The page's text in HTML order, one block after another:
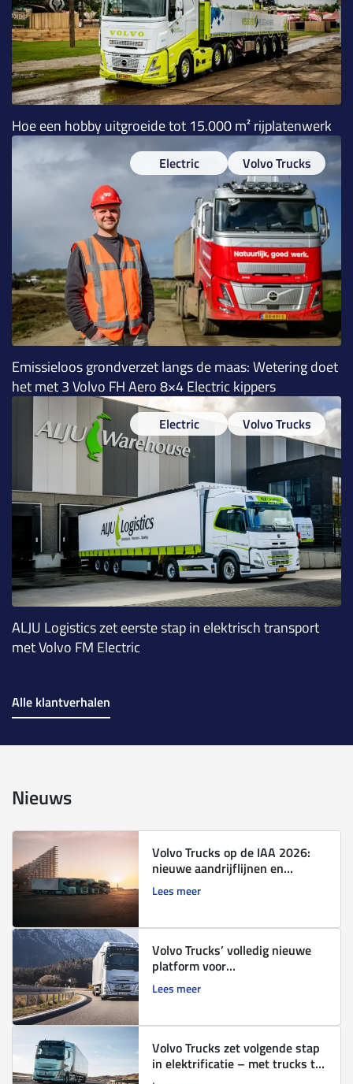
Hoe een hobby uitgroeide tot 15.000 m² rijplatenwerk
Electric Volvo Trucks
Emissieloos grondverzet langs de maas: Wetering doet
het met 3 Volvo FH Aero 8×4 Electric kippers
Electric Volvo Trucks
ALJU Logistics zet eerste stap in elektrisch transport
met Volvo FM Electric
Alle klantverhalen
Nieuws
Volvo Trucks op de IAA 2026:
nieuwe aandrijflijnen en
technologieën voor de toekomst
Lees meer
Volvo Trucks’ volledig nieuwe
platform voor
verbrandingsmotoren:
superieure brandstofefficiëntie
brandstoffen
Lees meer
Volvo Trucks zet volgende stap
in elektrificatie – met trucks tot
700 km actieradius